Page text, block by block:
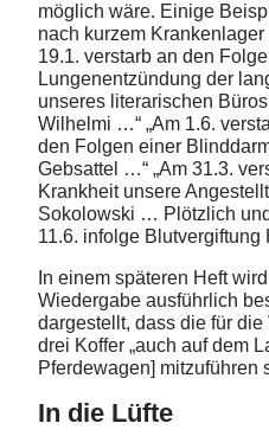
möglich wäre. Einige
nach kurzem
19.1. verstarb an den
Lungenentzündung der
unseres literarischen
Wilhelmi …“ „Am 1.6.
den Folgen einer
Gebsattel …“ „Am 31.3.
Krankheit unsere
Sokolowski … Plötzlich
11.6. infolge
In einem späteren Heft
Wiedergabe ausführlich
dargestellt, dass die für
drei Koffer „auch auf dem
Pferdewagen] mitzuführen
In die Lüfte